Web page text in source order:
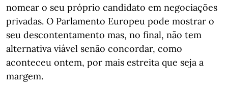
nomear o seu próprio candidato em negociações
privadas. O Parlamento Europeu pode mostrar o
seu descontentamento mas, no final, não tem
alternativa viável senão concordar, como
aconteceu ontem, por mais estreita que seja a
margem.